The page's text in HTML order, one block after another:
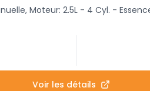
Moteur: 2.5L - 4 Cyl. -
Voir les détails